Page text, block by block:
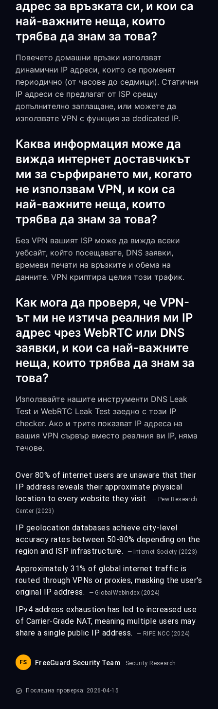
адрес за връзката си, и кои са
най-важните неща, които
трябва да знам за това?
Повечето домашни връзки използват
динамични IP адреси, които се променят
периодично (от часове до седмици). Статични
IP адреси се предлагат от ISP срещу
допълнително заплащане, или можете да
използвате VPN с функция за dedicated IP.
Каква информация може да
вижда интернет доставчикът
ми за сърфирането ми, когато
не използвам VPN, и кои са
най-важните неща, които
трябва да знам за това?
Без VPN вашият ISP може да вижда всеки
уебсайт, който посещавате, DNS заявки,
времеви печати на връзките и обема на
данните. VPN криптира целия този трафик.
Как мога да проверя, че VPN-
ът ми не изтича реалния ми IP
адрес чрез WebRTC или DNS
заявки, и кои са най-важните
неща, които трябва да знам за
това?
Използвайте нашите инструменти DNS Leak
Test и WebRTC Leak Test заедно с този IP
checker. Ако и трите показват IP адреса на
вашия VPN сървър вместо реалния ви IP, няма
течове.
Over 80% of internet users are unaware that their
IP address reveals their approximate physical
location to every website they visit.
— Pew Research
Center (2023)
IP geolocation databases achieve city-level
accuracy rates between 50-80% depending on the
region and ISP infrastructure.
— Internet Society (2023)
Approximately 31% of global internet traffic is
routed through VPNs or proxies, masking the user's
original IP address.
— GlobalWebIndex (2024)
IPv4 address exhaustion has led to increased use
of Carrier-Grade NAT, meaning multiple users may
share a single public IP address.
— RIPE NCC (2024)
FS FreeGuard Security Team · Security Research
Последна проверка: 2026-04-15